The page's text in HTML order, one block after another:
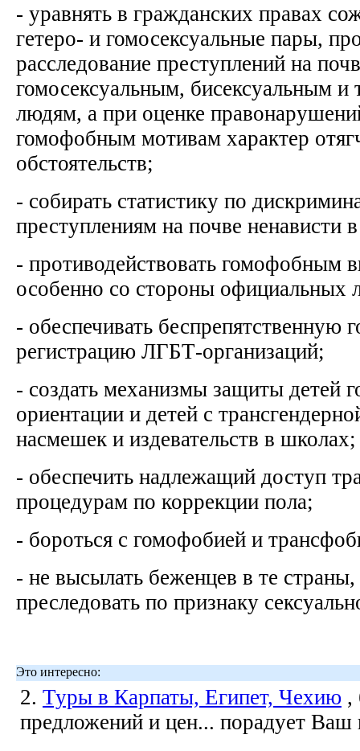
- уравнять в гражданских правах
гетеро- и гомосексуальные пары,
расследование преступлений на
гомосексуальным, бисексуальным и
людям, а при оценке
гомофобным мотивам характер
обстоятельств;
- собирать статистику по
преступлениям на почве
- противодействовать гомофобным
особенно со стороны официальных
- обеспечивать беспрепятственную
регистрацию ЛГБТ-организаций;
- создать механизмы защиты детей
ориентации и детей с
насмешек и издевательств в
- обеспечить надлежащий доступ
процедурам по коррекции пола;
- бороться с гомофобией и
- не высылать беженцев в те
преследовать по признаку
Это интересно:
2. Туры в Карпаты, Египет, Чехию ,
предложений и цен... порадует Ваш